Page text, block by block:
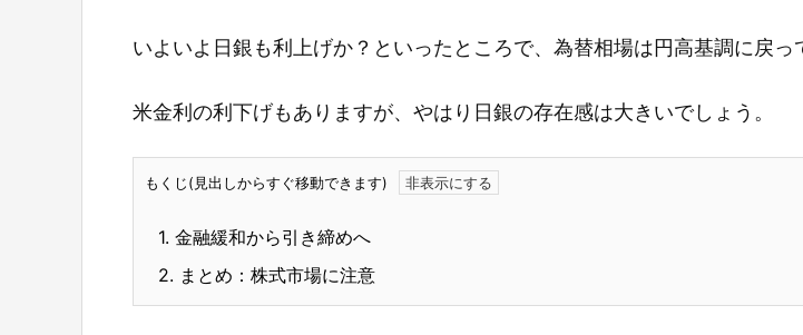
いよいよ日銀も利上げか？といったところで、為替相場は円高基調に戻っ
米金利の利下げもありますが、やはり日銀の存在感は大きいでしょう。
もくじ(見出しからすぐ移動できます)
1. 金融緩和から引き締めへ
2. まとめ：株式市場に注意